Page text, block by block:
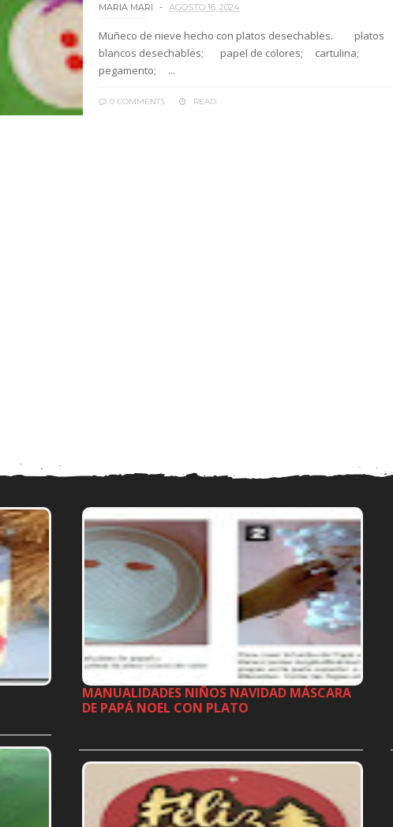
MARIA MARI AGOSTO 16, 2024
Muñeco de nieve hecho con platos desechables. platos
blancos desechables; papel de colores; cartulina;
pegamento; ...
0 COMMENTS READ
MANUALIDADES NIÑOS NAVIDAD MÁSCARA
DE PAPÁ NOEL CON PLATO